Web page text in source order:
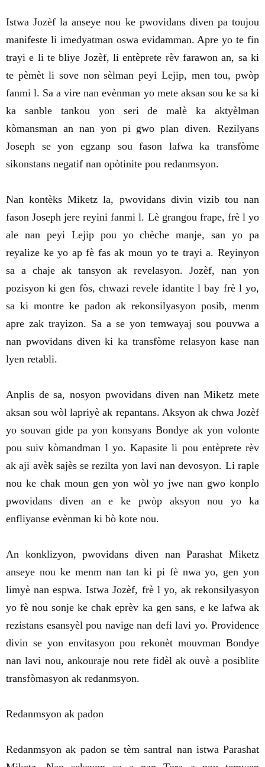
Istwa Jozèf la anseye nou ke pwovidans diven pa toujou
manifeste li imedyatman oswa evidamman. Apre yo te fin
trayi e li te bliye Jozèf, li entèprete rèv farawon an, sa ki
te pèmèt li sove non sèlman peyi Lejip, men tou, pwòp
fanmi l. Sa a vire nan evènman yo mete aksan sou ke sa ki
ka sanble tankou yon seri de malè ka aktyèlman
kòmansman an nan yon pi gwo plan diven. Rezilyans
Joseph se yon egzanp sou fason lafwa ka transfòme
sikonstans negatif nan opòtinite pou redanmsyon.
Nan kontèks Miketz la, pwovidans divin vizib tou nan
fason Joseph jere reyini fanmi l. Lè grangou frape, frè l yo
ale nan peyi Lejip pou yo chèche manje, san yo pa
reyalize ke yo ap fè fas ak moun yo te trayi a. Reyinyon
sa a chaje ak tansyon ak revelasyon. Jozèf, nan yon
pozisyon ki gen fòs, chwazi revele idantite l bay frè l yo,
sa ki montre ke padon ak rekonsilyasyon posib, menm
apre zak trayizon. Sa a se yon temwayaj sou pouvwa a
nan pwovidans diven ki ka transfòme relasyon kase nan
lyen retabli.
Anplis de sa, nosyon pwovidans diven nan Miketz mete
aksan sou wòl lapriyè ak repantans. Aksyon ak chwa Jozèf
yo souvan gide pa yon konsyans Bondye ak yon volonte
pou suiv kòmandman l yo. Kapasite li pou entèprete rèv
ak aji avèk sajès se rezilta yon lavi nan devosyon. Li raple
nou ke chak moun gen yon wòl yo jwe nan gwo konplo
pwovidans diven an e ke pwòp aksyon nou yo ka
enfliyanse evènman ki bò kote nou.
An konklizyon, pwovidans diven nan Parashat Miketz
anseye nou ke menm nan tan ki pi fè nwa yo, gen yon
limyè nan espwa. Istwa Jozèf, frè l yo, ak rekonsilyasyon
yo fè nou sonje ke chak eprèv ka gen sans, e ke lafwa ak
rezistans esansyèl pou navige nan defi lavi yo. Providence
divin se yon envitasyon pou rekonèt mouvman Bondye
nan lavi nou, ankouraje nou rete fidèl ak ouvè a posiblite
transfòmasyon ak redanmsyon.
Redanmsyon ak padon
Redanmsyon ak padon se tèm santral nan istwa Parashat